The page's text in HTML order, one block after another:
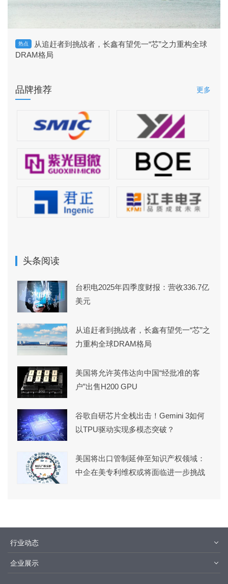
热点
从追赶者到挑战者，长鑫有望凭一“芯”之力重构全球
DRAM格局
品牌推荐 更多
头条阅读
台积电2025年四季度财报：营收336.7亿
美元
从追赶者到挑战者，长鑫有望凭一“芯”之
力重构全球DRAM格局
美国将允许英伟达向中国“经批准的客
户”出售H200 GPU
谷歌自研芯片全栈出击！Gemini 3如何
以TPU驱动实现多模态突破？
美国将出口管制延伸至知识产权领域：
中企在美专利维权或将面临进一步挑战
行业动态
企业展示